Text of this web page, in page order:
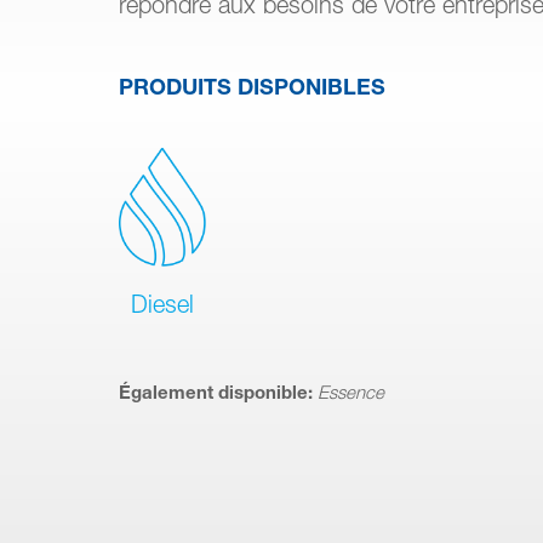
PRODUITS DISPONIBLES
Diesel
Également disponible: Essence